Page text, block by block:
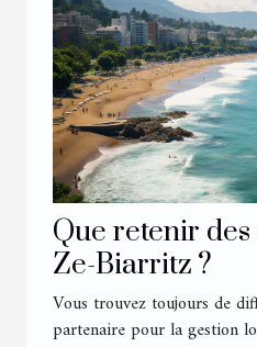
Que retenir
Ze-Biarritz ?
Vous trouvez toujours de
partenaire pour la gestion